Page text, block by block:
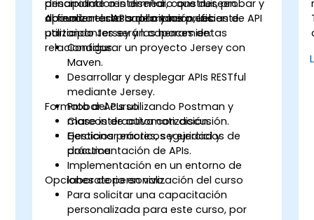
desarrolladores diseñar, construir, probar y
documentar APIs de manera eficiente.
principiante a intermedio que deseen
aprender el desarrollo y las pruebas de API
utilizando Jersey y las herramientas
relacionadas.
Al finalizar esta capacitación, los
participantes serán capaces de:
Configurar un proyecto Jersey con
Maven.
Desarrollar y desplegar APIs RESTful
mediante Jersey.
Probar APIs utilizando Postman y
marcos de automatización.
Gestionar errores, seguridad y
documentación de APIs.
Formato del curso
Clase interactiva con discusión.
Ejercicios prácticos y ejercicios de
práctica.
Implementación en un entorno de
laboratorio en vivo.
Opciones de personalización del curso
Para solicitar una capacitación
personalizada para este curso, por